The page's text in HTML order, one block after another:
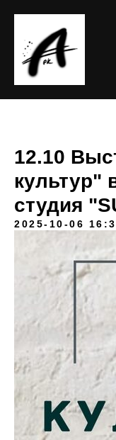
12.10
культур"
студия
2025-10-06